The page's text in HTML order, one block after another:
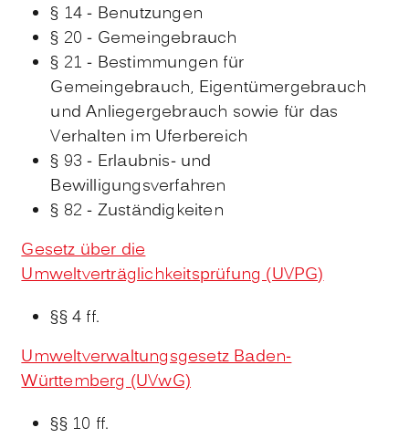
§ 14 - Benutzungen
§ 20 - Gemeingebrauch
§ 21 - Bestimmungen für
Gemeingebrauch, Eigentümergebrauch
und Anliegergebrauch sowie für das
Verhalten im Uferbereich
§ 93 - Erlaubnis- und
Bewilligungsverfahren
§ 82 - Zuständigkeiten
Gesetz über die
Umweltverträglichkeitsprüfung (UVPG)
§§ 4 ff.
Umweltverwaltungsgesetz Baden-
Württemberg (UVwG)
§§ 10 ff.